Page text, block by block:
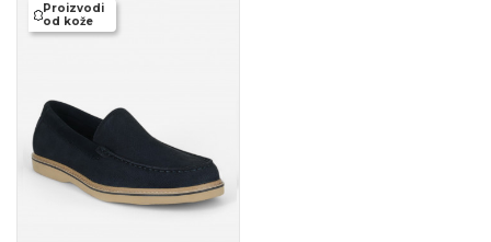
Proizvodi
od kože